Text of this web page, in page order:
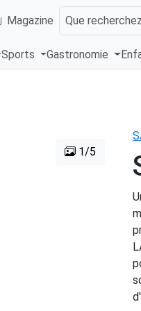
Magazine Que
Sports Gastronomie
1/5